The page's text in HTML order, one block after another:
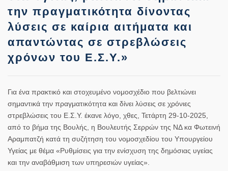
την πραγματικότητα δίνοντας
λύσεις σε καίρια αιτήματα και
απαντώντας σε στρεβλώσεις
χρόνων του Ε.Σ.Υ.»
Για ένα πρακτικό και στοχευμένο νομοσχέδιο που βελτιώνει
σημαντικά την πραγματικότητα και δίνει λύσεις σε χρόνιες
στρεβλώσεις του Ε.Σ.Υ. έκανε λόγο, χθες, Τετάρτη 29-10-2025
από το βήμα της Βουλής , η Βουλευτής Σερρών της ΝΔ κα Φωτεινή
Αραμπατζή κατά τη συζήτηση του νομοσχεδίου του Υπουργείου
Υγείας με θέμα «Ρυθμίσεις για την ενίσχυση της δημόσιας υγείας
και την αναβάθμιση των υπηρεσιών υγείας».